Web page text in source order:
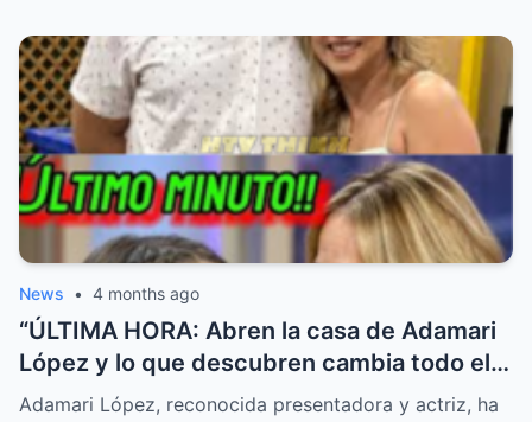
News • 4 months ago
“ÚLTIMA HORA: Abren la casa de Adamari
López y lo que descubren cambia todo el
reporte”
Adamari López, reconocida presentadora y actriz, ha